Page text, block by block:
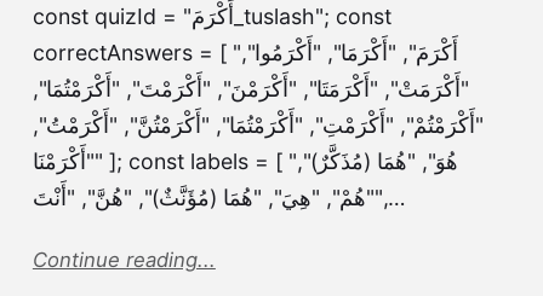
const quizId = "أَكْرَمَ_tuslash"; const
correctAnswers = [ "أَكْرَمَ", "أَكْرَمَا", "أَكْرَمُوا",
"أَكْرَمَتْ", "أَكْرَمَتَا", "أَكْرَمْنَ", "أَكْرَمْتَ", "أَكْرَمْتُمَا",
"أَكْرَمْتُمْ", "أَكْرَمْتِ", "أَكْرَمْتُمَا", "أَكْرَمْتُنَّ", "أَكْرَمْتُ",
"أَكْرَمْنَا" ]; const labels = [ "هُوَ", "هُمَا (مُذَكَّرٌ)",
"هُمْ", "هِيَ", "هُمَا (مُؤَنَّثٌ)", "هُنَّ", "أَنْتَ",…
Continue reading...